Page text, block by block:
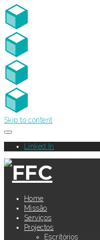
Skip to content
Linked In
Home
Missão
Serviços
Projectos
Escritórios